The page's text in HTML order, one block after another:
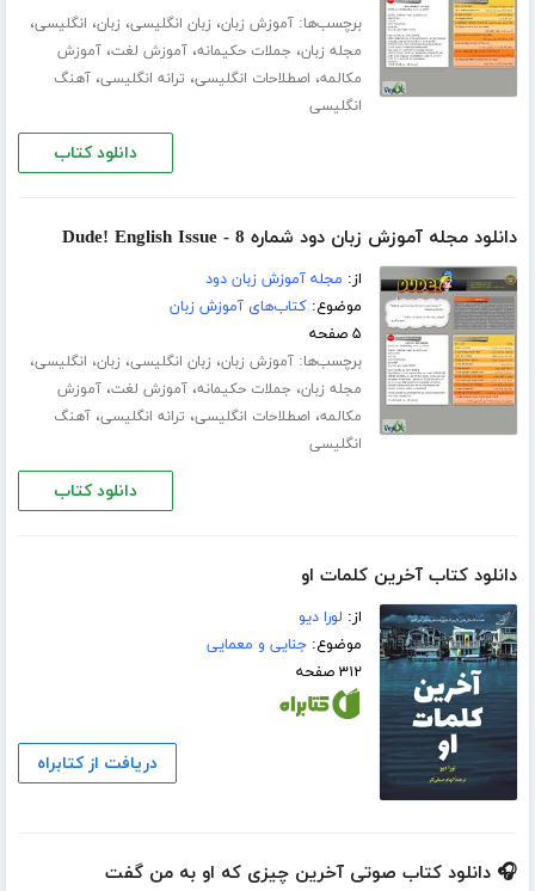
برچسب‌ها:آموزش زبان، زبان انگلیسی، زبان، انگلیسی،
مجله زبان، جملات حکیمانه،آموزش لغت،آموزش
مکالمه، اصطلاحات انگلیسی، ترانه انگلیسی،آهنگ
انگلیسی
دانلود کتاب
دانلود مجله آموزش زبان دود شماره 8 - Dude! English Issue
از: مجله آموزش زبان دود
موضوع:کتاب‌های آموزش زبان
۵ صفحه
برچسب‌ها:آموزش زبان، زبان انگلیسی، زبان، انگلیسی،
مجله زبان، جملات حکیمانه،آموزش لغت،آموزش
مکالمه، اصطلاحات انگلیسی، ترانه انگلیسی،آهنگ
انگلیسی
دانلود کتاب
دانلود کتاب آخرین کلمات او
از: لورا دیو
موضوع:جنایی و معمایی
۳۱۲ صفحه
دریافت از کتابراه
🎧 دانلود کتاب صوتی آخرین چیزی که او به من گفت